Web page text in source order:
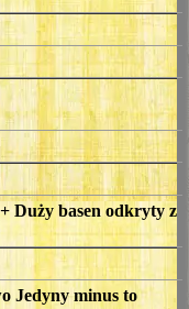
Duży basen odkryty z
Jedyny minus to